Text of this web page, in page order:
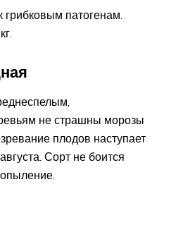
патогенам.
не страшны морозы
плодов наступает
Сорт не боится